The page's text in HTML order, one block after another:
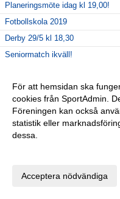
Planeringsmöte idag kl 19,00!
Fotbollskola 2019
Derby 29/5 kl 18,30
Seniormatch ikväll!
seniormatch
Upphittat!
Kvällens match!
TBT
För att hemsidan ska
cookies från SportAdmin.
Föreningen kan också
statistik eller
dessa.
Acceptera nödvändiga